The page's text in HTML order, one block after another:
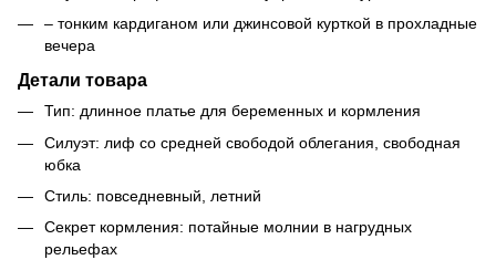
– тонким кардиганом или джинсовой курткой в прохладные
вечера
Детали товара
Тип: длинное платье для беременных и кормления
Силуэт: лиф со средней свободой облегания, свободная
юбка
Стиль: повседневный, летний
Секрет кормления: потайные молнии в нагрудных
рельефах